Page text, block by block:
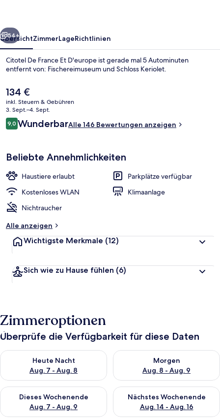
Weiter
54+
ÜbersichtZimmerLageRichtlinien
Citotel De France Et D'europe ist gerade mal 5 Autominuten
entfernt von: Fischereimuseum und Schloss Keriolet.
Der
aktuelle
Preis
beträgt
134 €.
134 €
inkl. Steuern & Gebühren
3. Sept.–4. Sept.
Bewertungen
9,09,0 von 10.
WunderbarAlle 146 Bewertungen anzeigen
Beliebte Annehmlichkeiten
Haustiere erlaubt
Parkplätze verfügbar
Kostenloses WLAN
Klimaanlage
Nichtraucher
Alle anzeigen
Wichtigste Merkmale (12)
Sich wie zu Hause fühlen (6)
Zimmeroptionen
Überprüfe die Verfügbarkeit für diese Daten
Heute Nacht
Aug. 7 - Aug. 8
Überprüfe die Verfügbarkeit für heute Nacht, Aug. 7 - Aug. 8.
Morgen
Aug. 8 - Aug. 9
Überprüfe die Verfügbarkeit
Dieses Wochenende
Aug. 7 - Aug. 9
Überprüfe die Verfügbarkeit für dieses Wochenende, Aug. 7
Nächstes Wochenende
Aug. 14 - Aug. 16
Überprüfe die Verfügbarkeit